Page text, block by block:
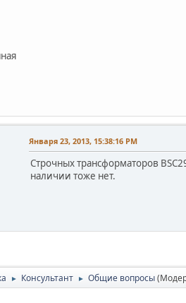
Января 23, 2013, 15:38:16 PM
Строчных трансформаторов
наличии тоже нет.
► Консультант ► Общие вопросы